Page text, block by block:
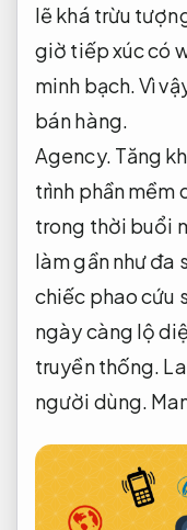
lẽ khá trừu
giờ tiếp xúc có
minh bạch.Vì
bán hàng.
Agency. Tăng
trình phần mềm
trong thời buổi
làm gần như đa
chiếc phao cứu
ngày càng lộ
truyền thống.
người dùng.